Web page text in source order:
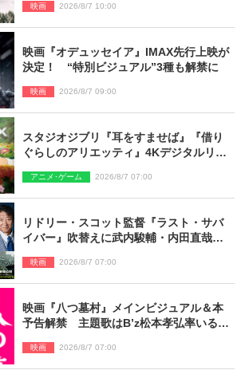
映画 2026/8/7 10:00
映画『オデュッセイア』IMAX先行上映が
決定！ “特別ビジュアル”3種も解禁に
映画 2026/8/7 09:00
スタジオジブリ『耳をすませば』『借り
ぐらしのアリエッティ』4Kデジタルリマ
アニメ･ゲーム 2026/8/7 07:00
リドリー・スコット監督『ラスト・サバ
イバー』吹替えに武内駿輔・内田直哉・
結！
映画 2026/8/7 07:00
映画『八つ墓村』メインビジュアル＆本
予告解禁 主題歌はB’z松本孝弘率いる
映画 2026/8/7 07:00